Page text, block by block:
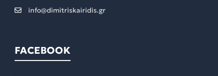
info@dimitriskairidis.gr
FACEBOOK